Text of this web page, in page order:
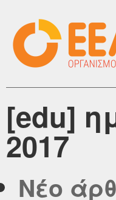
[edu]
2017
Νέο